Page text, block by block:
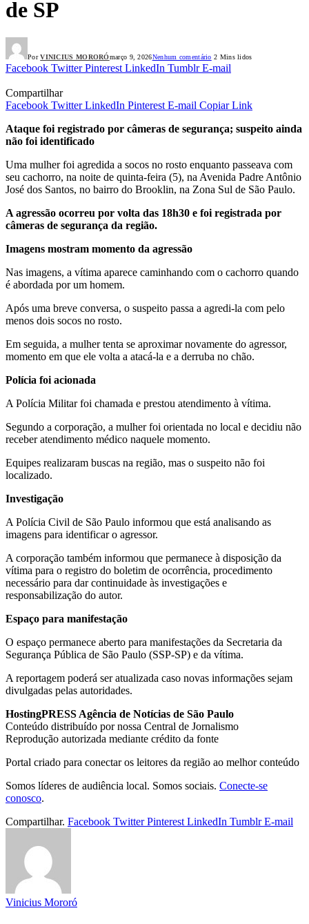
de SP
Por VINICIUS MORORÓmarço 9, 2026Nenhum comentário 2 Mins lidos
Facebook Twitter Pinterest LinkedIn Tumblr E-mail
Compartilhar
Facebook Twitter LinkedIn Pinterest E-mail Copiar Link
Ataque foi registrado por câmeras de segurança; suspeito ainda
não foi identificado
Uma mulher foi agredida a socos no rosto enquanto passeava com
seu cachorro, na noite de quinta-feira (5), na Avenida Padre Antônio
José dos Santos, no bairro do Brooklin, na Zona Sul de São Paulo.
A agressão ocorreu por volta das 18h30 e foi registrada por
câmeras de segurança da região.
Imagens mostram momento da agressão
Nas imagens, a vítima aparece caminhando com o cachorro quando
é abordada por um homem.
Após uma breve conversa, o suspeito passa a agredi-la com pelo
menos dois socos no rosto.
Em seguida, a mulher tenta se aproximar novamente do agressor,
momento em que ele volta a atacá-la e a derruba no chão.
Polícia foi acionada
A Polícia Militar foi chamada e prestou atendimento à vítima.
Segundo a corporação, a mulher foi orientada no local e decidiu não
receber atendimento médico naquele momento.
Equipes realizaram buscas na região, mas o suspeito não foi
localizado.
Investigação
A Polícia Civil de São Paulo informou que está analisando as
imagens para identificar o agressor.
A corporação também informou que permanece à disposição da
vítima para o registro do boletim de ocorrência, procedimento
necessário para dar continuidade às investigações e
responsabilização do autor.
Espaço para manifestação
O espaço permanece aberto para manifestações da Secretaria da
Segurança Pública de São Paulo (SSP-SP) e da vítima.
A reportagem poderá ser atualizada caso novas informações sejam
divulgadas pelas autoridades.
HostingPRESS Agência de Notícias de São Paulo
Conteúdo distribuído por nossa Central de Jornalismo
Reprodução autorizada mediante crédito da fonte
Portal criado para conectar os leitores da região ao melhor conteúdo
Somos líderes de audiência local. Somos sociais. Conecte-se
conosco.
Compartilhar. Facebook Twitter Pinterest LinkedIn Tumblr E-mail
Vinicius Mororó